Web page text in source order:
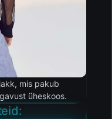
mis pakub
üheskoos.